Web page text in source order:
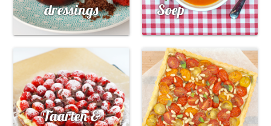
dressings
Soep
Taarten &